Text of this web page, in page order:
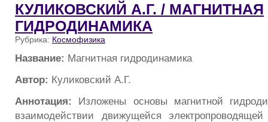
КУЛИКОВСКИЙ А.Г. / МАГНИТНАЯ
ГИДРОДИНАМИКА
Рубрика: Космофизика
Название: Магнитная гидродинамика
Автор: Куликовский А.Г.
Аннотация: Изложены основы магнитной
взаимодействии движущейся